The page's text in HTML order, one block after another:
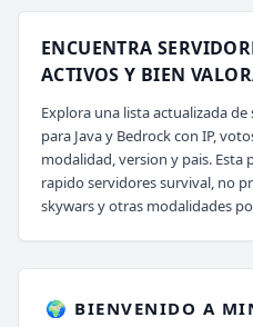
ENCUENTRA
ACTIVOS Y BIEN
Explora una lista actualizada
para Java y Bedrock con IP,
modalidad, version y pais.
rapido servidores survival, no
skywars y otras modalidades
🌍 BIENVENIDO A